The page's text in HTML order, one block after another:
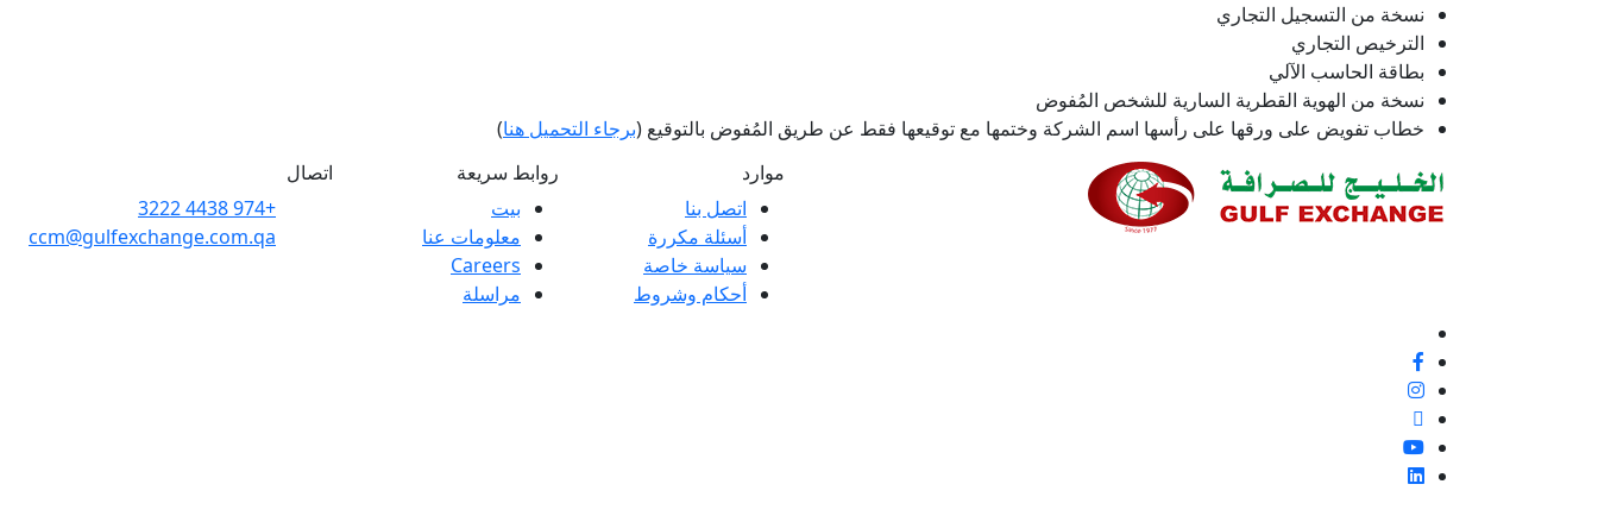
نسخة من التسجيل التجاري
الترخيص التجاري
بطاقة الحاسب الآلي
نسخة من الهوية القطرية السارية للشخص المُفوض
خطاب تفويض على ورقها على رأسها اسم الشركة وختمها مع توقيعها فقط عن طريق المُفوض بالتوقيع (برجاء التحميل هنا)
موارد
اتصل بنا
أسئلة مكررة
سياسة خاصة
أحكام وشروط
روابط سريعة
بيت
معلومات عنا
Careers
مراسلة
اتصال
+974 4438 3222
ccm@gulfexchange.com.qa